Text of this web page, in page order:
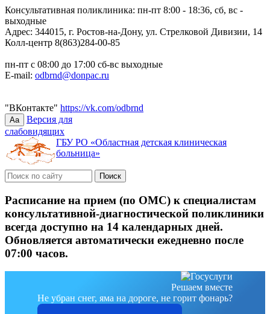
Консультативная поликлиника: пн-пт 8:00 - 18:36, сб, вс -
выходные
Адрес: 344015, г. Ростов-на-Дону, ул. Стрелковой Дивизии, 14
Колл-центр 8(863)284-00-85
пн-пт с 08:00 до 17:00 сб-вс выходные
E-mail: odbrnd@donpac.ru
"ВКонтакте" https://vk.com/odbrnd
Aa
Версия для
слабовидящих
ГБУ РО «Областная детская клиническая
больница»
Расписание на прием (по ОМС) к специалистам
консультативной-диагностической поликлиники
всегда доступно на 14 календарных дней.
Обновляется автоматически ежедневно после
07:00 часов.
Решаем вместе
Не убран снег, яма на дороге, не горит фонарь?